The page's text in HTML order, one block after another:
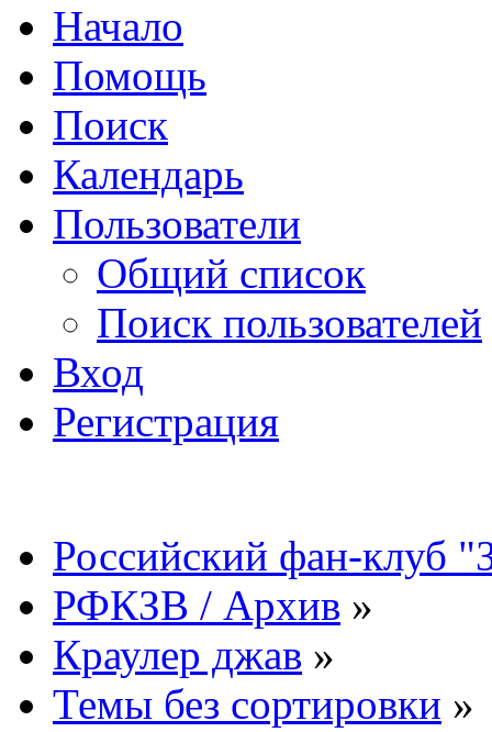
Начало
Помощь
Поиск
Календарь
Пользователи
Общий список
Поиск пользователей
Вход
Регистрация
Российский фан-клуб
РФКЗВ / Архив »
Краулер джав »
Темы без сортировки »